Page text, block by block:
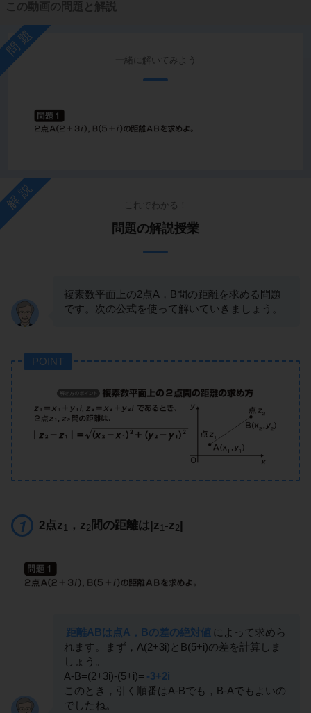
この動画の問題と解説
問題
一緒に解いてみよう
解説 これでわかる！
問題の解説授業
複素数平面上の2点A，B間の距離を求める問題
です。次の公式を使って解いていきましょう。
POINT
2点z1 ，z2 間の距離は|z1-z2
距離ABは点A，Bの差の絶対値 によって求めら
れます。まず，A(2+3i)とB(5+i)の差を計算しま
しょう。
A-B=(2+3i)-(5+i)= -3+2i
このとき，引く順番はA-Bでも，B-Aでもよいの
でしたね。